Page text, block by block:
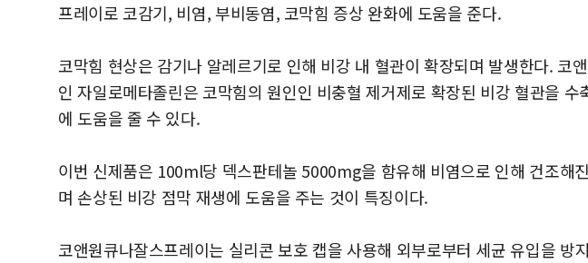
프레이로 코감기, 비염, 부비동염, 코막힘 증상 완화에 도움을 준다.
코막힘 현상은 감기나 알레르기로 인해 비강 내 혈관이 확장되며 발생한다. 코
인 자일로메타졸린은 코막힘의 원인인 비충혈 제거제로 확장된 비강 혈관을
에 도움을 줄 수 있다.
이번 신제품은 100ml당 덱스판테놀 5000mg을 함유해 비염으로 인해 건조해
며 손상된 비강 점막 재생에 도움을 주는 것이 특징이다.
코앤원큐나잘스프레이는 실리콘 보호 캡을 사용해 외부로부터 세균 유입을 방